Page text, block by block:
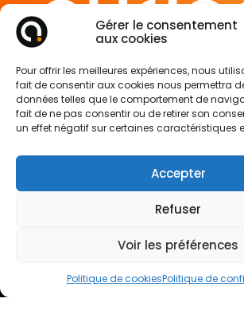
Gérer le consentement
aux cookies
Pour offrir les meilleures expériences, nous
fait de consentir aux cookies nous permettra
données telles que le comportement de
fait de ne pas consentir ou de retirer son
un effet négatif sur certaines caractéristiques
Accepter
Refuser
Voir les préférences
Politique de cookiesPolitique de
65 rue de Glasgow
62138 Douvrin France
Mentions légales
Politique de confidentialité
Politique des cookies
SUIVEZ-NOUS SUR